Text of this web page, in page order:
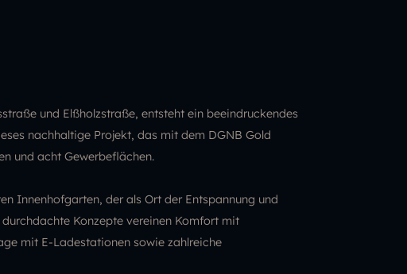
und Elßholzstraße, entsteht ein beeindruckendes
nachhaltige Projekt, das mit dem DGNB Gold
und acht Gewerbeflächen.
Innenhofgarten, der als Ort der Entspannung und
Konzepte vereinen Komfort mit
mit E-Ladestationen sowie zahlreiche